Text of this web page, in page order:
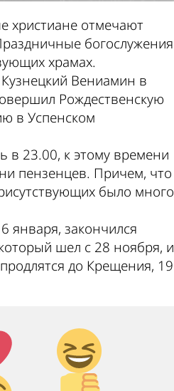
христиане отмечают
богослужения
храмах.
Вениамин в
Рождественскую
в Успенском
в 23.00, к этому времени
пензенцев. Причем, что
было много
января, закончился
шел с 28 ноября, и
до Крещения, 19
Дикий
смех!
Палец